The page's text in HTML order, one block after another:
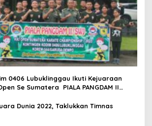
0406 Lubuklinggau Ikuti Kejuaraan
Se Sumatera PIALA PANGDAM II
Dunia 2022, Taklukkan Timnas